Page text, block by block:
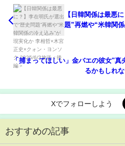
【日韓関係は最悪
題”再燃や“米韓関
「捕まってほしい」金バエの彼女"真
るかもしれ
Xでフォローしよう
おすすめの記事